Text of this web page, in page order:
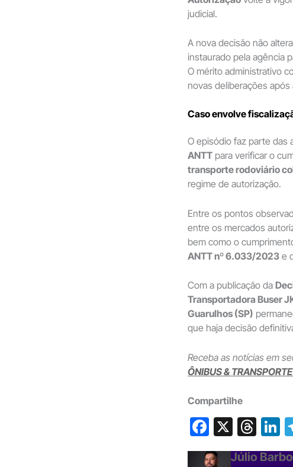
judicial.
A nova decisão não
instaurado pela agência
O mérito administrativo
novas deliberações
Caso envolve
O episódio faz parte das
ANTT para verificar o
transporte rodoviário
regime de autorização.
Entre os pontos
entre os mercados
bem como o
ANTT nº 6.033/2023 e
Com a publicação da
Transportadora Buser
Guarulhos (SP)
que haja decisão
Receba as notícias em
ÔNIBUS &
Compartilhe
F
a
X
T
hr
Li
n
Júlio